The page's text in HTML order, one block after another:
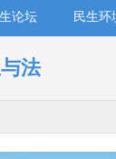
论坛 民生环
法